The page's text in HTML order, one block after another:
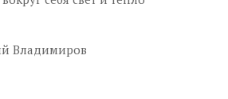
Владимиров